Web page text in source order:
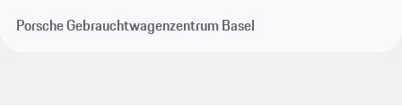
Porsche Gebrauchtwagenzentrum Basel